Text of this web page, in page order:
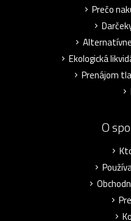
Prečo
Ekologická
Prenájom
O